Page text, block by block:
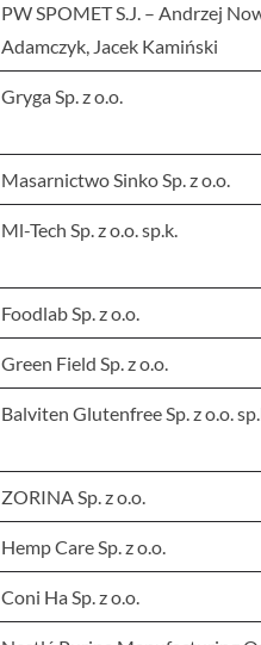
PW SPOMET S.J. – Andrzej
Adamczyk, Jacek Kamiński
Gryga Sp. z o.o.
Masarnictwo Sinko Sp. z o.o.
Ml-Tech Sp. z o.o. sp.k.
Foodlab Sp. z o.o.
Green Field Sp. z o.o.
Balviten Glutenfree Sp. z o.o.
ZORINA Sp. z o.o.
Hemp Care Sp. z o.o.
Coni Ha Sp. z o.o.